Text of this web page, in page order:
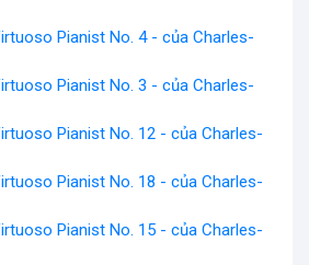
Pianist No. 4 - của Charles-
Pianist No. 3 - của Charles-
Pianist No. 12 - của Charles-
Pianist No. 18 - của Charles-
Pianist No. 15 - của Charles-